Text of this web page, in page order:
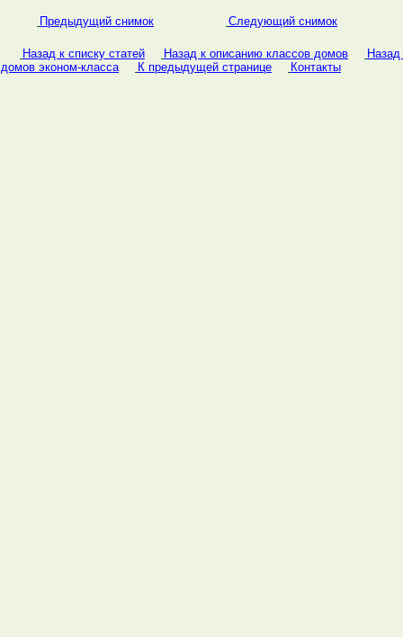
Предыдущий снимок Следующий снимок
Назад к списку статей Назад к описанию классов домов
домов эконом-класса
К предыдущей странице Контакты